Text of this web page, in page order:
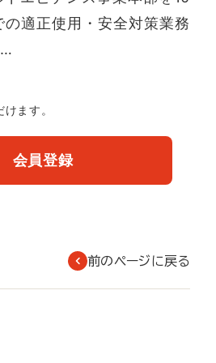
適正使用・安全対策業務
ます。
会員登録
前のページに戻る